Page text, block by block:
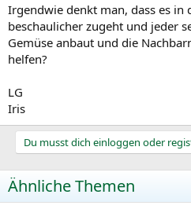
Irgendwie denkt man, dass es in
beschaulicher zugeht und jeder
Gemüse anbaut und die
helfen?
LG
Iris
Du musst dich einloggen oder
Ähnliche Themen